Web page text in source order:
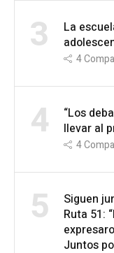
3
La
4
4
“Los
llevar al
4
5
Siguen
Ruta 51:
Juntos